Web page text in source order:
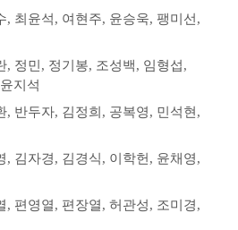
, 최윤석, 여현주, 윤승욱, 팽미선 ,
, 정민 , 정기봉, 조성백, 임형섭,
윤지석
, 반두자, 김정희 , 공복영, 민석현 ,
, 김자경, 김경식, 이학헌 , 윤채영,
, 편영열, 편장열, 허관성, 조미경,